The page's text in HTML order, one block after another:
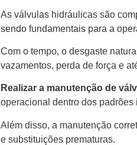
As válvulas hidráulicas são
sendo fundamentais para a
Com o tempo, o desgaste
vazamentos, perda de força e
Realizar a manutenção de
operacional dentro dos padrões
Além disso, a manutenção
e substituições prematuras.